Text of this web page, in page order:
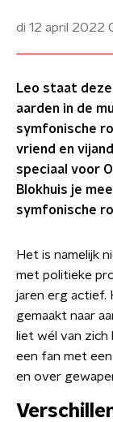
di 12 april 2022
Leo staat
aarden in de
symfonische
vriend en
speciaal voor
Blokhuis je
symfonische
Het is namelijk
met politieke
jaren erg actief.
gemaakt naar
liet wél van
een fan met
en over